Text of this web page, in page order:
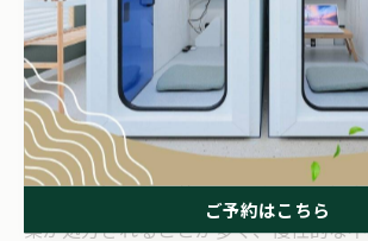
に合わせた薬の選択が重要です。大阪
クや病院でも、まずは問診や診察を通
生活習慣、既往歴などを詳しく確認し
を提案するのが一般的です。
例えば、短期間で効果を期待したい場
薬が処方されることが多く、慢性的な
ご予約はこちら